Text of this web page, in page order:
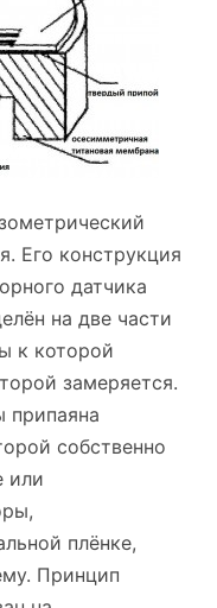
Его конструкция
датчика
на две части
к которой
замеряется.
припаяна
собственно
или
плёнке,
Принцип